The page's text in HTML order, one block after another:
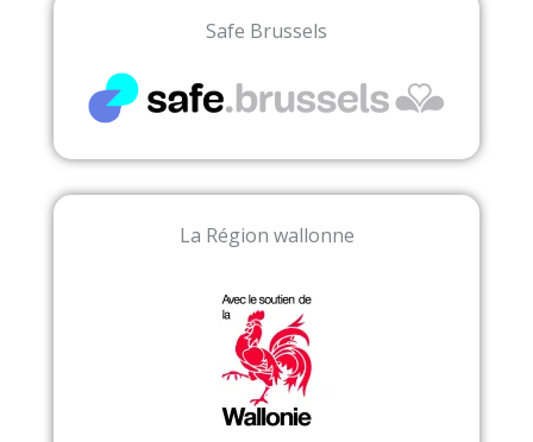
Safe Brussels
La Région wallonne